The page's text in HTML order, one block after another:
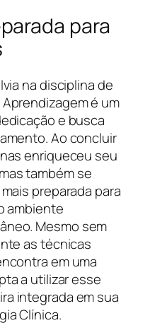
para
na disciplina de
é um
e busca
Ao concluir
enriqueceu seu
também se
preparada para
ambiente
Mesmo sem
as técnicas
em uma
a utilizar esse
integrada em sua
Clínica.